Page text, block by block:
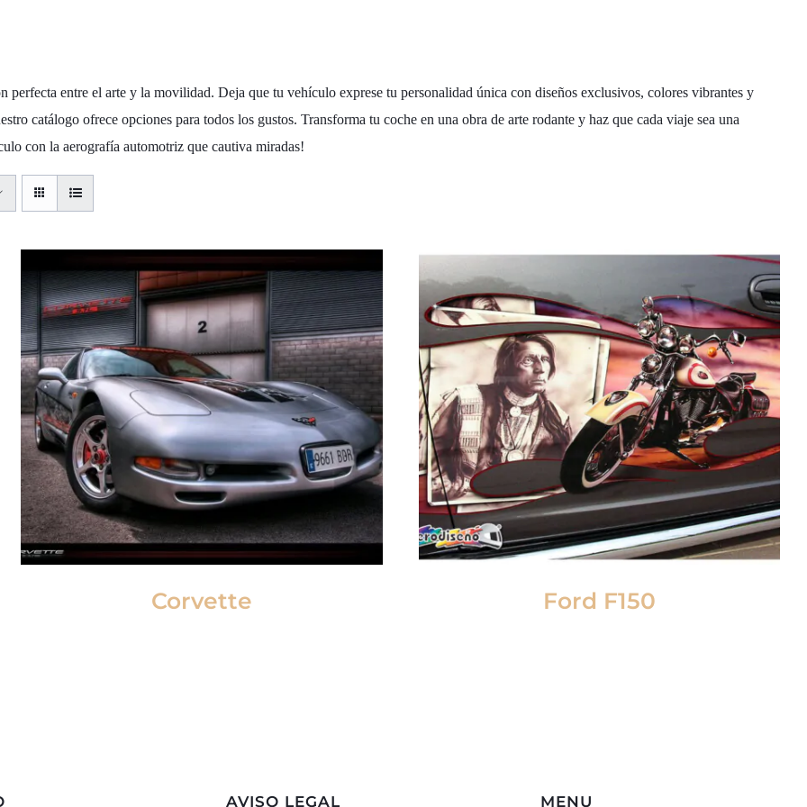
perfecta entre el arte y la movilidad. Deja que tu vehículo exprese tu personalidad única con diseños exclusivos, colores vibrantes y
catálogo ofrece opciones para todos los gustos. Transforma tu coche en una obra de arte rodante y haz que cada viaje sea una
con la aerografía automotriz que cautiva miradas!
Corvette Ford F150
AVISO LEGAL MENU